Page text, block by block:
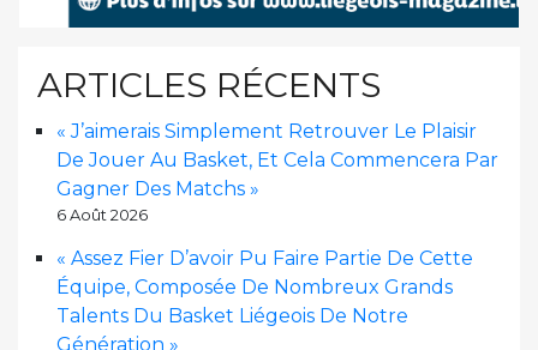
ARTICLES RÉCENTS
« J’aimerais Simplement Retrouver Le Plaisir
De Jouer Au Basket, Et Cela Commencera Par
Gagner Des Matchs »
6 Août 2026
« Assez Fier D’avoir Pu Faire Partie De Cette
Équipe, Composée De Nombreux Grands
Talents Du Basket Liégeois De Notre
Génération »